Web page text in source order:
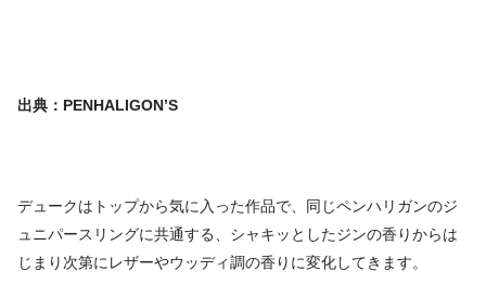
出典：PENHALIGON’S
デュークはトップから気に入った作品で、同じペンハリガンのジ
ュニパースリングに共通する、シャキッとしたジンの香りからは
じまり次第にレザーやウッディ調の香りに変化してきます。